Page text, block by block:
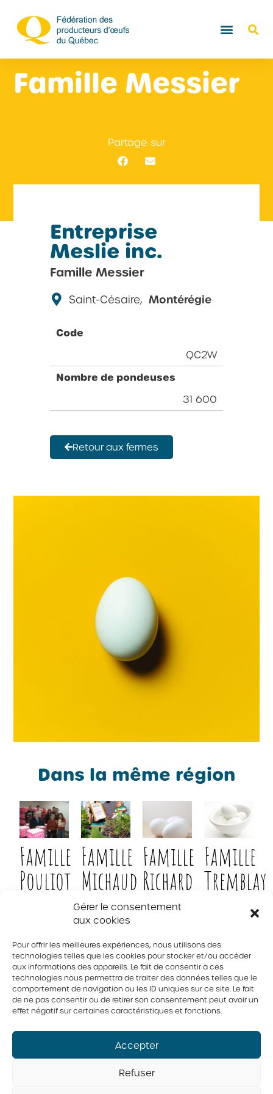
Gérer le consentement
aux cookies
Pour offrir les meilleures expériences, nous utilisons des
technologies telles que les cookies pour stocker et/ou accéder
aux informations des appareils. Le fait de consentir à ces
technologies nous permettra de traiter des données telles que le
comportement de navigation ou les ID uniques sur ce site. Le fait
de ne pas consentir ou de retirer son consentement peut avoir un
effet négatif sur certaines caractéristiques et fonctions.
Accepter
Refuser
Famille Messier
Partage sur
Entreprise
Meslie inc.
Famille Messier
Saint-Césaire, Montérégie
Code
QC2W
Nombre de pondeuses
31 600
Retour aux fermes
Dans la même région
Famille
Pouliot
Famille
Michaud
Ferme
BioProviedence
Famille
Richard
0471
Famille
Tremblay
© 2026 Tous droits réservés. Fédération des producteurs d’oeufs
du Québec
Politique de confidentialité